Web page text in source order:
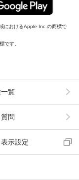
におけるApple Inc.の商標で
です。
覧
問
示設定